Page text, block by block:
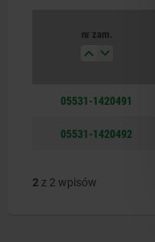
nr zam.
05531-1420491
05531-1420492
2 z 2 wpisów